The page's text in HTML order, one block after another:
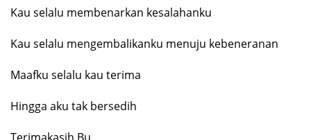
Kau selalu membenarkan kesalahanku
Kau selalu mengembalikanku menuju kebeneranan
Maafku selalu kau terima
Hingga aku tak bersedih